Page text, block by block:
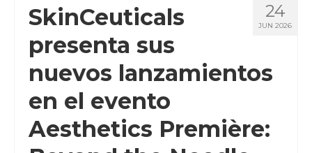
24
JUN 2026
SkinCeuticals
presenta sus
nuevos lanzamientos
en el evento
Aesthetics Première: